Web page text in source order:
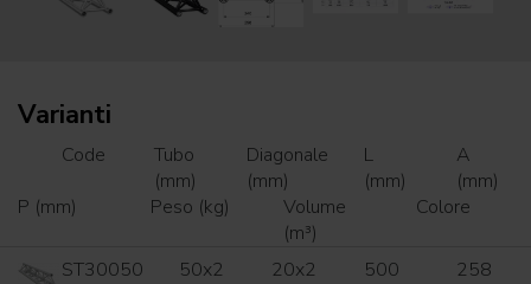
Varianti
Code
Tubo
(mm)
Diagonale
(mm)
L
(mm)
A
(mm)
P (mm)
Peso (kg)
Volume
(m³)
Colore
ST30050 50x2 20x2 500
258